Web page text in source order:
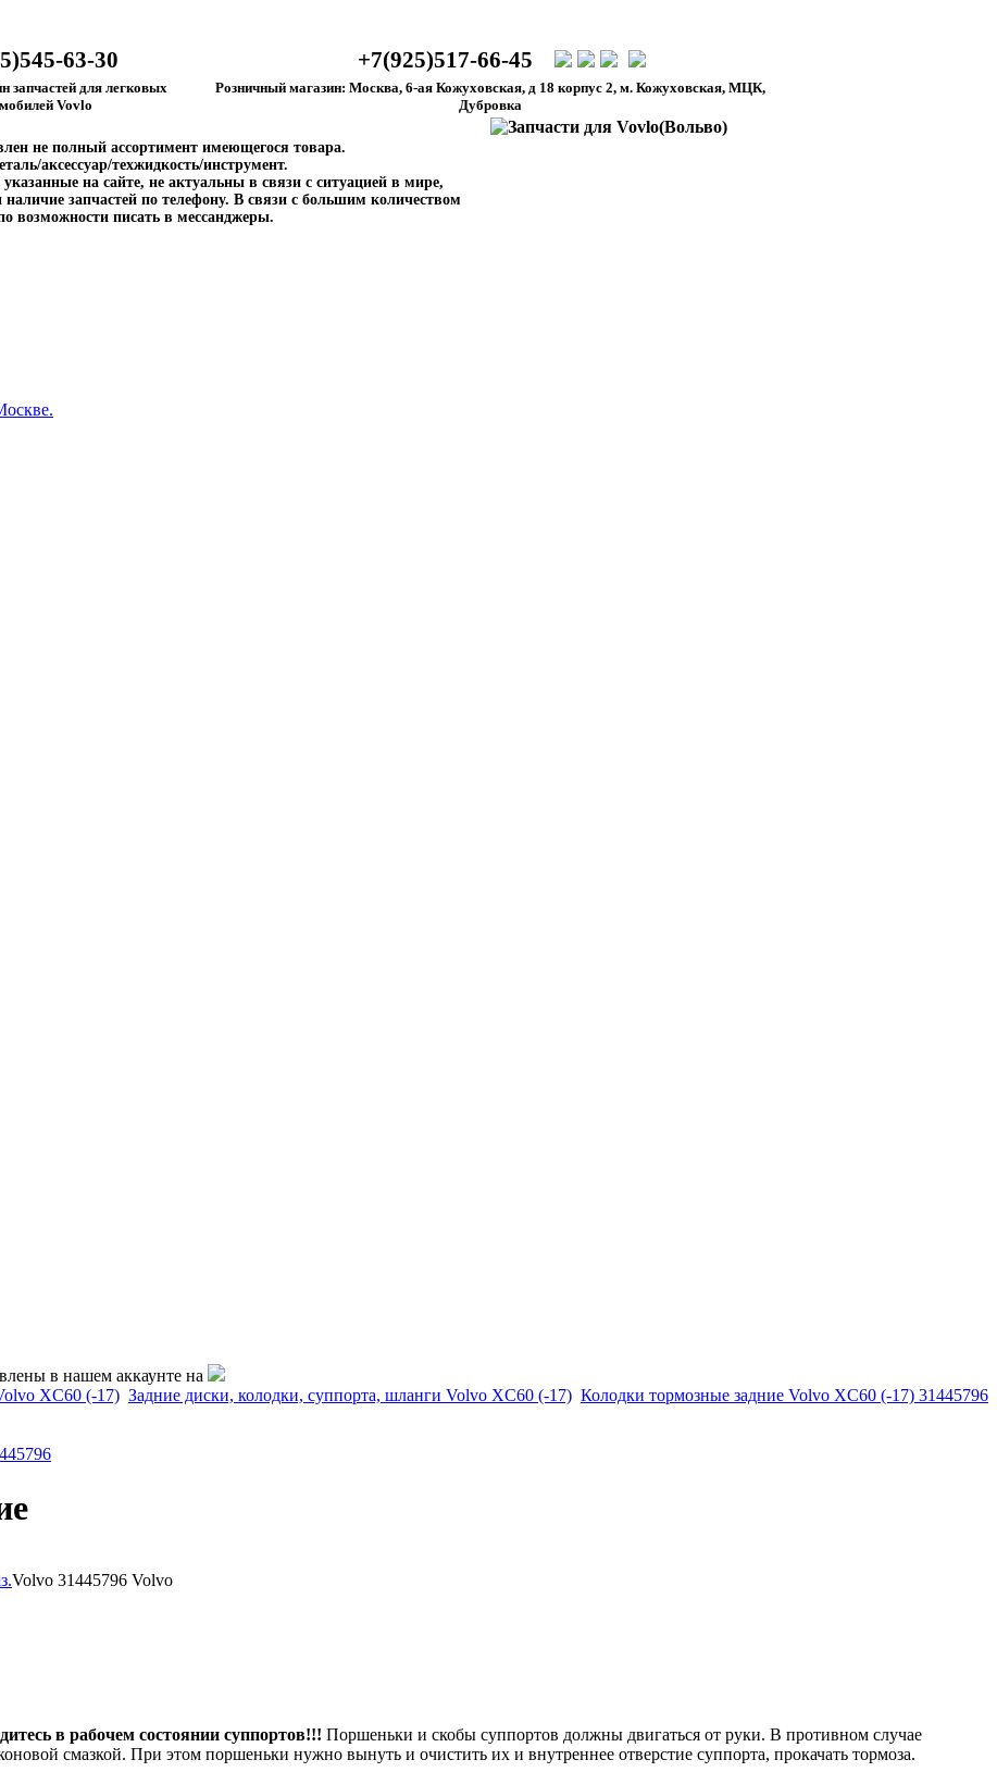
63-30
запчастей для легковых
Vovlo
+7(925)517-66-45
Розничный магазин: Москва, 6-ая Кожуховская, д 18 корпус 2, м. Кожуховская, МЦК,
Дубровка
не полный ассортимент имеющегося товара.
аксессуар/техжидкость/инструмент.
на сайте, не актуальны в связи с ситуацией в мире,
запчастей по телефону. В связи с большим количеством
возможности писать в мессанджеры.
в нашем аккаунте на
XC60 (-17) Задние диски, колодки, суппорта, шланги Volvo XC60 (-17) Колодки тормозные задние Volvo XC60 (-17) 31445796
Volvo 31445796 Volvo
в рабочем состоянии суппортов!!! Поршеньки и скобы суппортов должны двигаться от руки. В противном случае
смазкой. При этом поршеньки нужно вынуть и очистить их и внутреннее отверстие суппорта, прокачать тормоза.